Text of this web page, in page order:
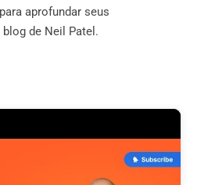
aprofundar seus
de Neil Patel.